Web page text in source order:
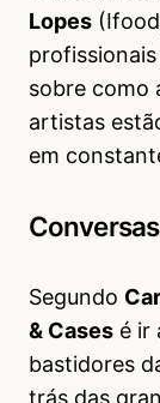
Lopes
sobre como
artistas
em
Segundo
& Cases é ir
bastidores
trás das